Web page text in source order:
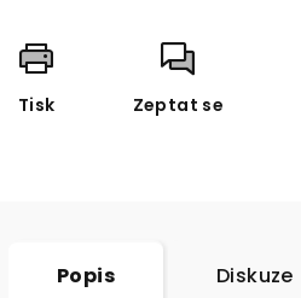
Tisk Zeptat se
Popis Diskuze